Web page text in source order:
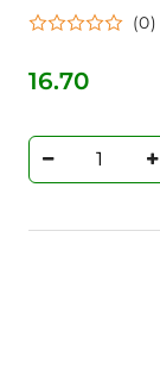
(0)
Cena:
16.70